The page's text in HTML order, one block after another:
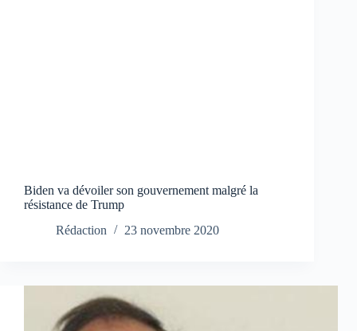
Biden va dévoiler son gouvernement malgré la
résistance de Trump
Rédaction
23 novembre 2020